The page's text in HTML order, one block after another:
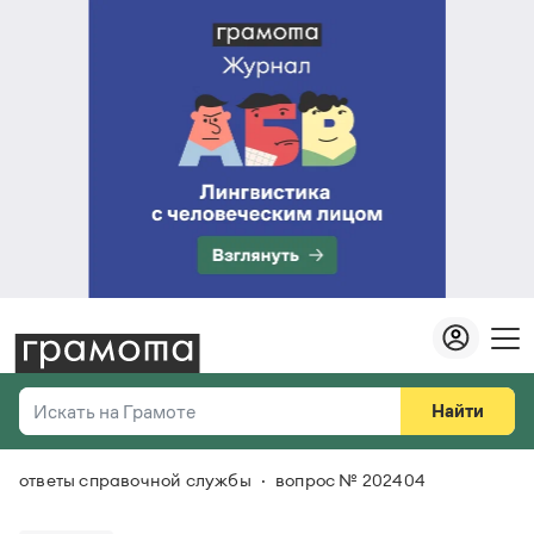
Искать на Грамоте
Справочная служба
Найти
Везде
ответы справочной службы вопрос № 202404